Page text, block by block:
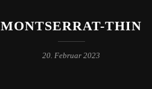
MONTSERRAT-THIN
20. Februar 2023